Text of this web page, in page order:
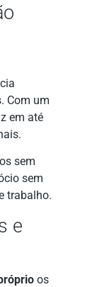
Com um
em até
sem
sem
trabalho.
e
os